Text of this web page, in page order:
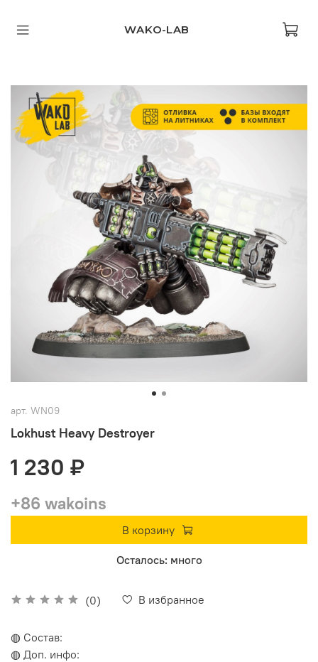
WAKO-LAB
арт. WN09
Lokhust Heavy Destroyer
(0) В избранное
1 230 ₽
+86 wakoins
В корзину
Осталось: много
◍ Состав:
◍ Доп. инфо: